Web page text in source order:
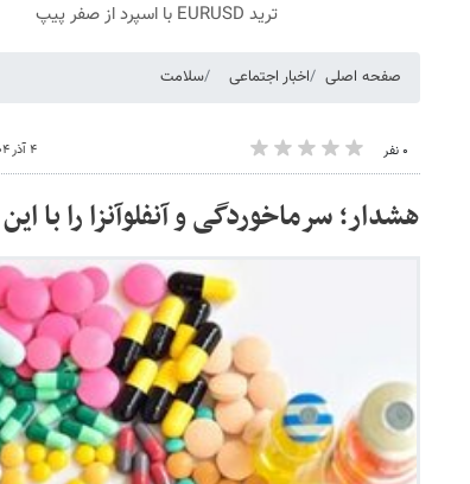
ترید EURUSD با اسپرد از صفر پیپ
صفحه اصلی اخبار اجتماعی سلامت
۰ نفر ۴ آذر ۱۴۰۴ - ۱۲:۵۰
هشدار؛ سرماخوردگی و آنفلوآنزا را با